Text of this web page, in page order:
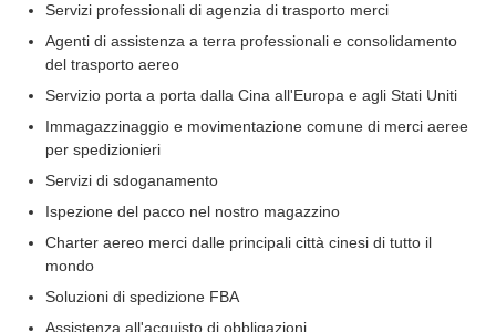
Servizi professionali di agenzia di trasporto merci
Agenti di assistenza a terra professionali e consolidamento
del trasporto aereo
Servizio porta a porta dalla Cina all'Europa e agli Stati Uniti
Immagazzinaggio e movimentazione comune di merci aeree
per spedizionieri
Servizi di sdoganamento
Ispezione del pacco nel nostro magazzino
Charter aereo merci dalle principali città cinesi di tutto il
mondo
Soluzioni di spedizione FBA
Assistenza all'acquisto di obbligazioni